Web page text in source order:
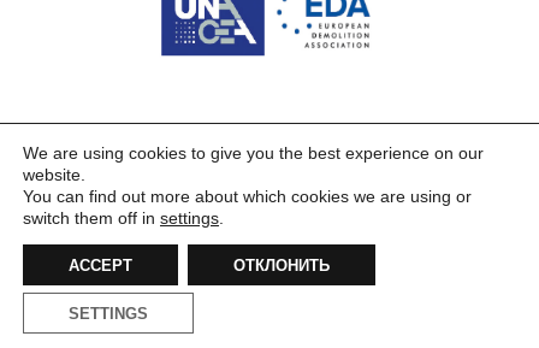
We are using cookies to give you the best experience on our
website.
You can find out more about which cookies we are using or
switch them off in settings
ACCEPT ОТКЛОНИТЬ
SETTINGS